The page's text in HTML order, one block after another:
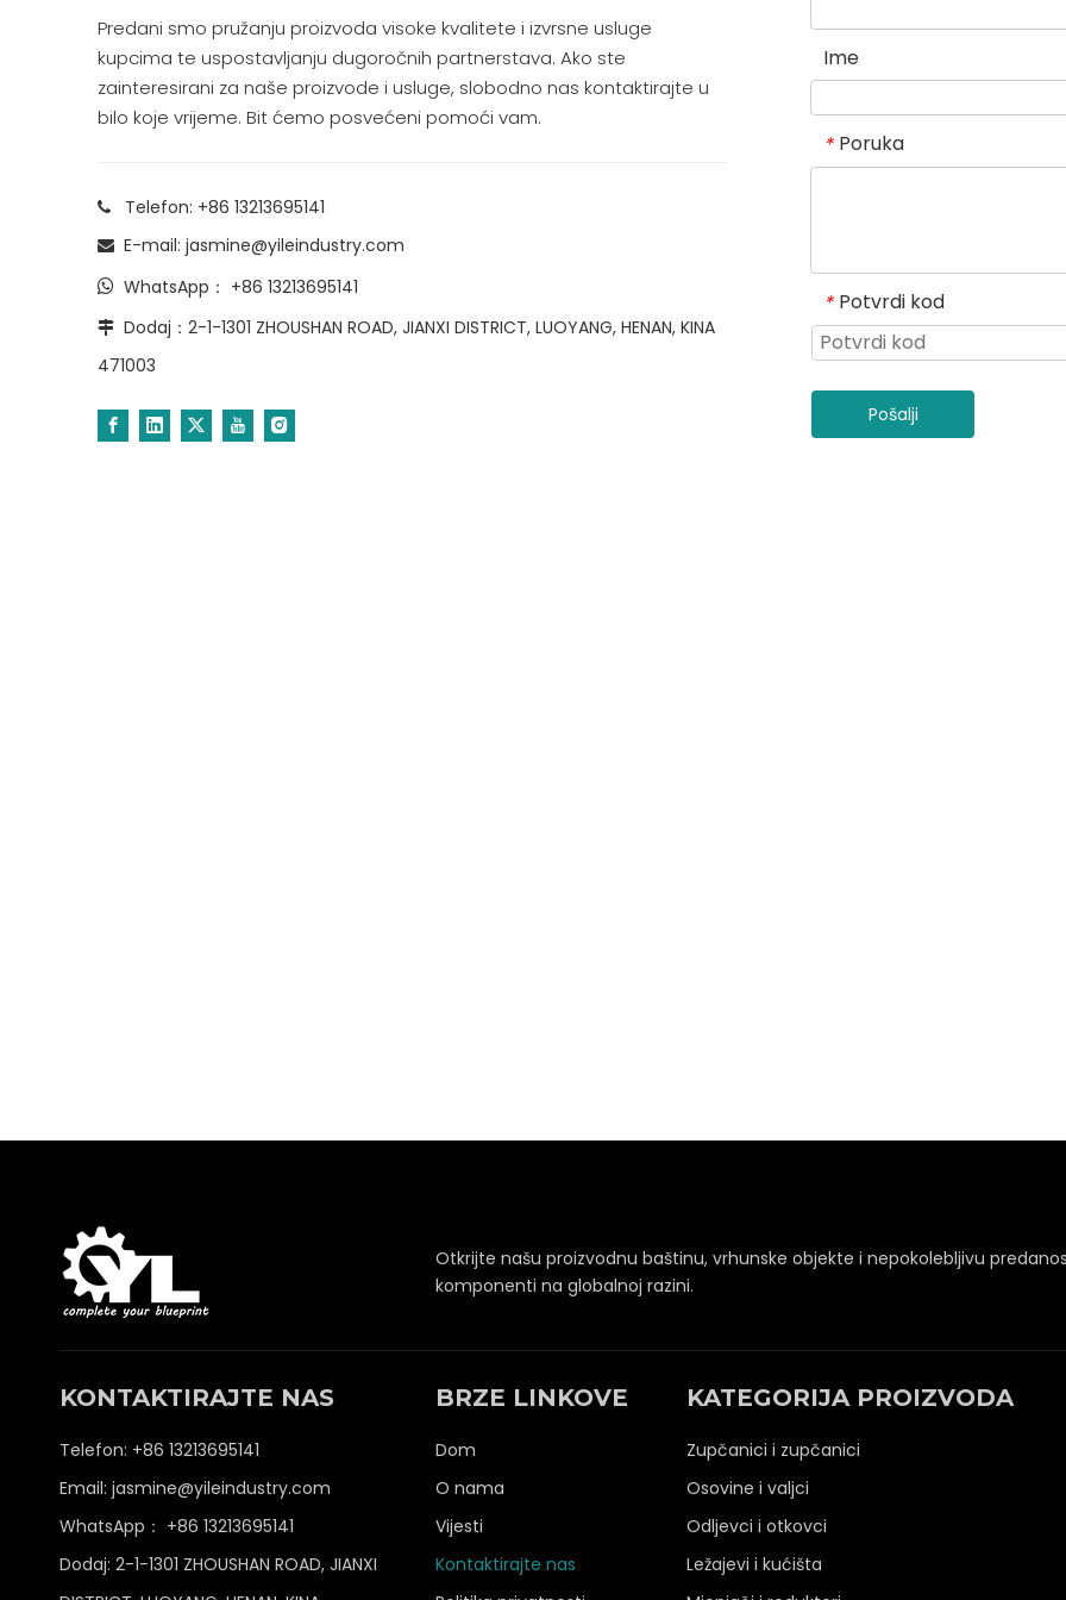
Predani smo pružanju proizvoda visoke kvalitete i izvrsne usluge
kupcima te uspostavljanju dugoročnih partnerstava. Ako ste
zainteresirani za naše proizvode i usluge, slobodno nas kontaktirajte u
bilo koje vrijeme. Bit ćemo posvećeni pomoći vam.
 Telefon: +86 13213695141
 E-mail: jasmine@yileindustry.com
 WhatsApp： +86 13213695141
 Dodaj：2-1-1301 ZHOUSHAN ROAD, JIANXI DISTRICT, LUOYANG, HENAN, KINA
471003
Ime
* Poruka
* Potvrdi kod
Pošalji
Otkrijte našu proizvodnu baštinu, vrhunske objekte i nepokolebljivu
komponenti na globalnoj razini.
KONTAKTIRAJTE NAS
Telefon: +86 13213695141
Email: jasmine@yileindustry.com
WhatsApp： +86 13213695141
Dodaj: 2-1-1301 ZHOUSHAN ROAD, JIANXI
BRZE LINKOVE
Dom
O nama
Vijesti
Kontaktirajte nas
KATEGORIJA PROIZVODA
Zupčanici i zupčanici
Osovine i valjci
Odljevci i otkovci
Ležajevi i kućišta